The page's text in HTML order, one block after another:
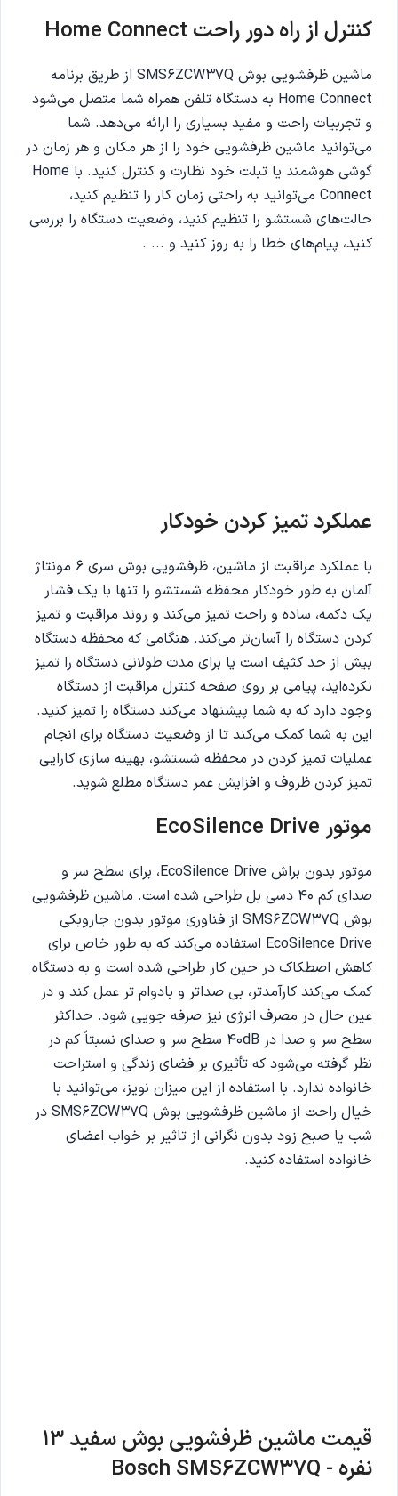
کنترل از راه دور راحت Home Connect
ماشین ظرفشویی بوش SMS6ZCW37Q از طریق برنامه
Home Connect به دستگاه تلفن همراه شما متصل می‌شود
و تجربیات راحت و مفید بسیاری را ارائه می‌دهد. شما
می‌توانید ماشین ظرفشویی خود را از هر مکان و هر زمان در
گوشی هوشمند یا تبلت خود نظارت و کنترل کنید. با Home
Connect می‌توانید به راحتی زمان کار را تنظیم کنید،
حالت‌های شستشو را تنظیم کنید، وضعیت دستگاه را بررسی
کنید، پیام‌های خطا را به روز کنید و ... .
عملکرد تمیز کردن خودکار
با عملکرد مراقبت از ماشین، ظرفشویی بوش سری 6 مونتاژ
آلمان به طور خودکار محفظه شستشو را تنها با یک فشار
یک دکمه، ساده و راحت تمیز می‌کند و روند مراقبت و تمیز
کردن دستگاه را آسان‌تر می‌کند. هنگامی که محفظه دستگاه
بیش از حد کثیف است یا برای مدت طولانی دستگاه را تمیز
نکرده‌اید، پیامی بر روی صفحه کنترل مراقبت از دستگاه
وجود دارد که به شما پیشنهاد می‌کند دستگاه را تمیز کنید.
این به شما کمک می‌کند تا از وضعیت دستگاه برای انجام
عملیات تمیز کردن در محفظه شستشو، بهینه سازی کارایی
تمیز کردن ظروف و افزایش عمر دستگاه مطلع شوید.
موتور EcoSilence Drive
موتور بدون براش EcoSilence Drive، برای سطح سر و
صدای کم 40 دسی بل طراحی شده است. ماشین ظرفشویی
بوش SMS6ZCW37Q از فناوری موتور بدون جاروبکی
EcoSilence Drive استفاده می‌کند که به طور خاص برای
کاهش اصطکاک در حین کار طراحی شده است و به دستگاه
کمک می‌کند کارآمدتر، بی صداتر و بادوام تر عمل کند و در
عین حال در مصرف انرژی نیز صرفه جویی شود. حداکثر
سطح سر و صدا در 40dB سطح سر و صدای نسبتاً کم در
نظر گرفته می‌شود که تأثیری بر فضای زندگی و استراحت
خانواده ندارد. با استفاده از این میزان نویز، می‌توانید با
خیال راحت از ماشین ظرفشویی بوش SMS6ZCW37Q در
شب یا صبح زود بدون نگرانی از تاثیر بر خواب اعضای
خانواده استفاده کنید.
قیمت ماشین ظرفشویی بوش سفید 13
نفره - Bosch SMS6ZCW37Q